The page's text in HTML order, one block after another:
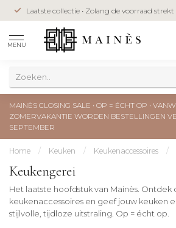
Laatste collectie • Zolang de voorraad strekt
MENU
MAINÈS CLOSING SALE • OP = ÉCHT OP •
ZOMERVAKANTIE WORDEN BESTELLINGEN
SEPTEMBER
Home / Keuken / Keukenaccessoires /
Keukengerei
Het laatste hoofdstuk van Mainès.
keukenaccessoires en geef jouw keuken
stijlvolle, tijdloze uitstraling. Op = écht op.